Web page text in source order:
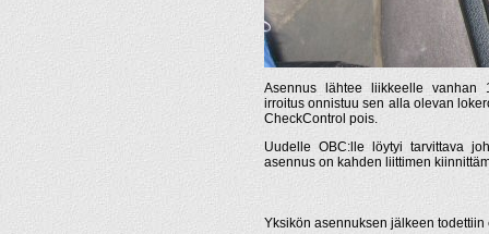
Asennus lähtee liikkeelle vanhan
irroitus onnistuu sen alla olevan
CheckControl pois.
Uudelle OBC:lle löytyi tarvittava
asennus on kahden liittimen
Yksikön asennuksen jälkeen